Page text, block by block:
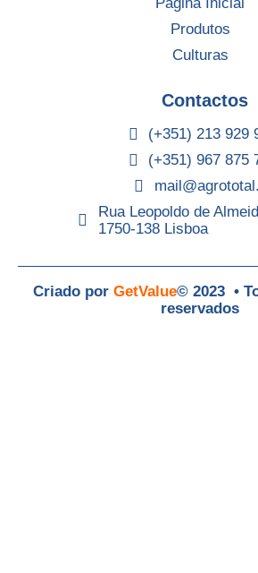
Página Inicial
Produtos
Culturas
Contactos
(+351) 213 929
(+351) 967 875
Rua Leopoldo de
1750-138 Lisboa
Criado por GetValue© 2023 •
reservados